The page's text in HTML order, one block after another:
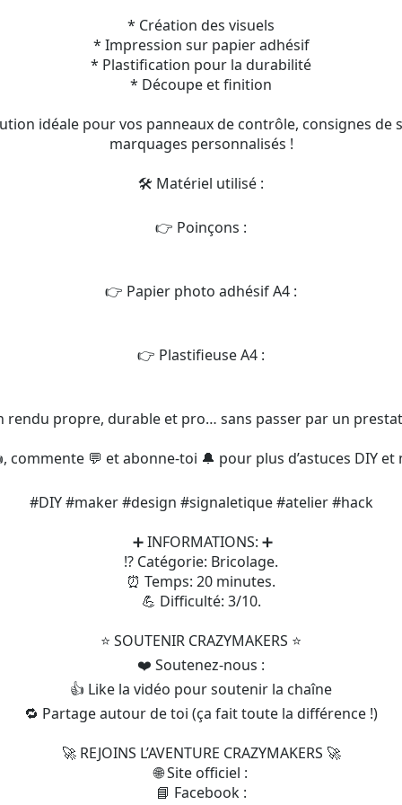
* Création des visuels
* Impression sur papier adhésif
* Plastification pour la durabilité
* Découpe et finition
idéale pour vos panneaux de contrôle, consignes de
marquages personnalisés !
🛠️ Matériel utilisé :
👉 Poinçons :
👉 Papier photo adhésif A4 :
👉 Plastifieuse A4 :
rendu propre, durable et pro… sans passer par un
commente 💬 et abonne-toi 🔔 pour plus d’astuces DIY et
#DIY #maker #design #signaletique #atelier #hack
➕ INFORMATIONS: ➕
⁉️ Catégorie: Bricolage.
⏰ Temps: 20 minutes.
💪 Difficulté: 3/10.
⭐️ SOUTENIR CRAZYMAKERS ⭐️
❤️ Soutenez-nous :
👍 Like la vidéo pour soutenir la chaîne
🔁 Partage autour de toi (ça fait toute la différence !)
🚀 REJOINS L’AVENTURE CRAZYMAKERS 🚀
🌐 Site officiel :
📘 Facebook :